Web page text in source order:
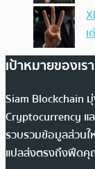
เป้าหมายของเรา
Siam Blockchain
Cryptocurrency แ
รวบรวมข้อมูลส่วนใ
แปลส่งตรงถึงฟีด